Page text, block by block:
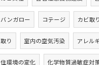
バンガロー コテージ カビ取
取り 室内の空気汚染 アレル
住環境の変化 化学物質過敏症対